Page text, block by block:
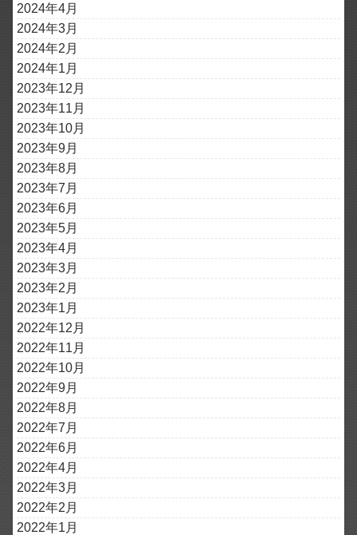
2024年4月
2024年3月
2024年2月
2024年1月
2023年12月
2023年11月
2023年10月
2023年9月
2023年8月
2023年7月
2023年6月
2023年5月
2023年4月
2023年3月
2023年2月
2023年1月
2022年12月
2022年11月
2022年10月
2022年9月
2022年8月
2022年7月
2022年6月
2022年4月
2022年3月
2022年2月
2022年1月